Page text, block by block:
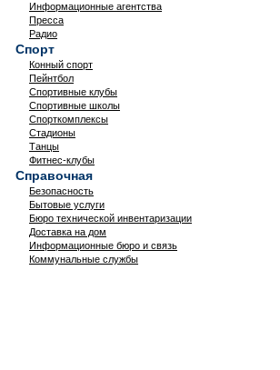
Информационные агентства
Пресса
Радио
Спорт
Конный спорт
Пейнтбол
Спортивные клубы
Спортивные школы
Спорткомплексы
Стадионы
Танцы
Фитнес-клубы
Справочная
Безопасность
Бытовые услуги
Бюро технической инвентаризации
Доставка на дом
Информационные бюро и связь
Коммунальные службы